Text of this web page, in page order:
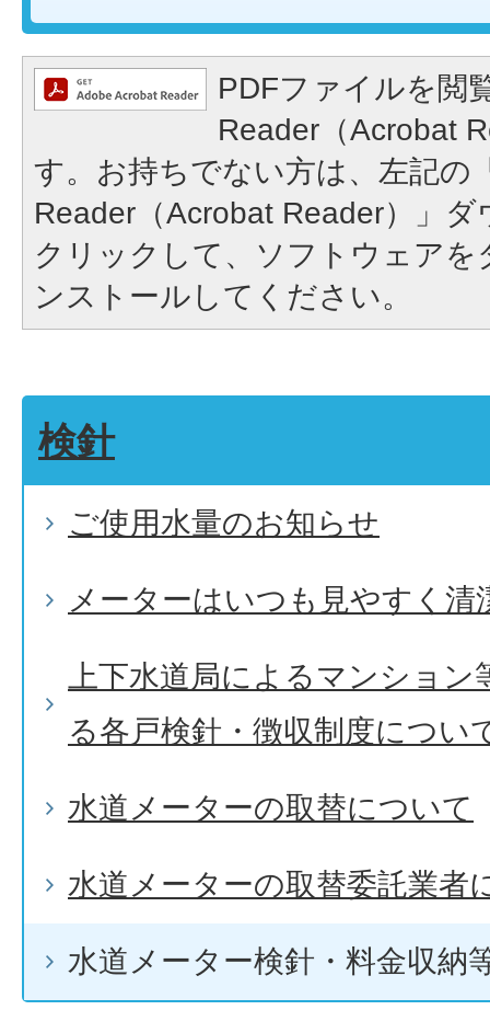
PDFファイルを閲
Reader（Acrobat
す。お持ちでない方は、左記の
Reader（Acrobat Reader）」
クリックして、ソフトウェア
ンストールしてください。
検針
ご使用水量のお知らせ
メーターはいつも見やすく清
上下水道局によるマンショ
る各戸検針・徴収制度につい
水道メーターの取替について
水道メーターの取替委託業者
水道メーター検針・料金収納